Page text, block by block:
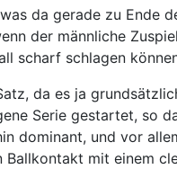
da gerade zu Ende
der männliche
scharf schlagen
da es ja
Serie gestartet, so
dominant, und vor
mit einem